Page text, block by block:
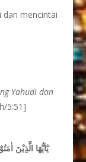
dan mencintai
Yahudi dan
5:51]
يٰٓاَيُّهَا الَّذِيْنَ